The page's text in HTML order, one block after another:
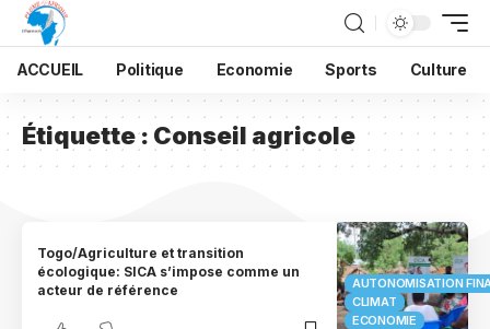
ACCUEIL Politique Economie Sports Culture
Étiquette : Conseil agricole
AUTONOMISATION
CLIMAT
ECONOMIE
Togo/Agriculture et transition
écologique: SICA s’impose comme un
acteur de référence